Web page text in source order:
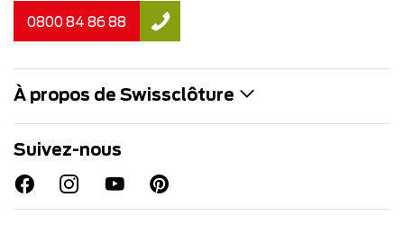
0800 84 86 88
À propos de Swissclôture
Suivez-nous